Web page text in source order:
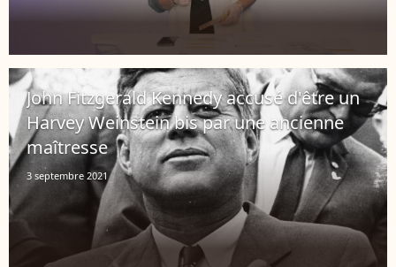
John Fitzgerald Kennedy accusé d'être un
Harvey Weinstein bis par une ancienne
maîtresse
3 septembre 2021